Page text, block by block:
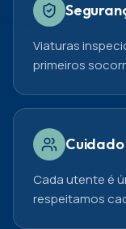
Viaturas
primeiros
Cada utente é
respeitamos